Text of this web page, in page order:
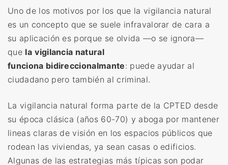
Uno de los motivos por los que la vigilancia natural
es un concepto que se suele infravalorar de cara a
su aplicación es porque se olvida —o se ignora—
que la vigilancia natural
funciona bidireccionalmante: puede ayudar al
ciudadano pero también al criminal.
La vigilancia natural forma parte de la CPTED desde
su época clásica (años 60-70) y aboga por mantener
lineas claras de visión en los espacios públicos que
rodean las viviendas, ya sean casas o edificios.
Algunas de las estrategias más típicas son podar